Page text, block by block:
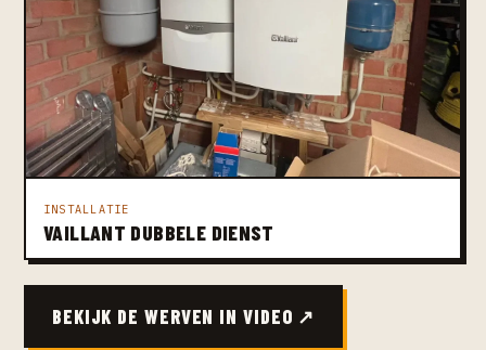
INSTALLATIE
VAILLANT DUBBELE DIENST
BEKIJK DE WERVEN IN VIDEO ↗